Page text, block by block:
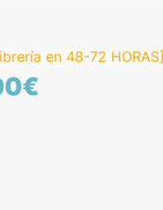
en 48-72 HORAS]